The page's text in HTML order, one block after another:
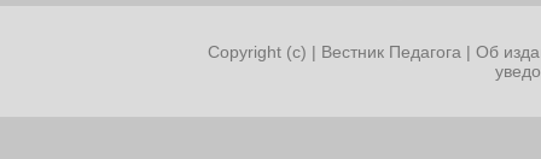
Copyright (c) | Вестник Педагога | Об